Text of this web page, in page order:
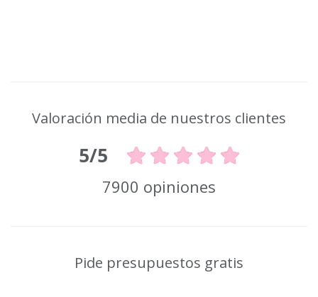
Valoración media de nuestros clientes
5/5
7900 opiniones
Pide presupuestos gratis